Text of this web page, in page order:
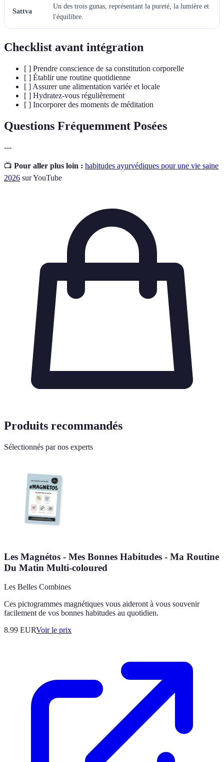
Sattva
Un des trois gunas, représentant la pureté, la lumière et
l'équilibre.
Checklist avant intégration
[ ] Prendre conscience de sa constitution corporelle
[ ] Établir une routine quotidienne
[ ] Assurer une alimentation variée et locale
[ ] Hydratez-vous régulièrement
[ ] Incorporer des moments de méditation
Questions Fréquemment Posées
---
📺 Pour aller plus loin : habitudes ayurvédiques pour une vie saine
2026 sur YouTube
Produits recommandés
Sélectionnés par nos experts
Les Magnétos - Mes Bonnes Habitudes - Ma Routine
Du Matin Multi-coloured
Les Belles Combines
Ces pictogrammes magnétiques vous aideront à vous souvenir
facilement de vos bonnes habitudes au quotidien.
8.99 EURVoir le prix